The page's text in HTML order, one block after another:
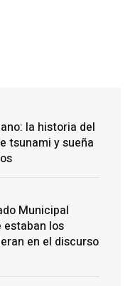
la historia del
tsunami y sueña
Municipal
estaban los
en el discurso